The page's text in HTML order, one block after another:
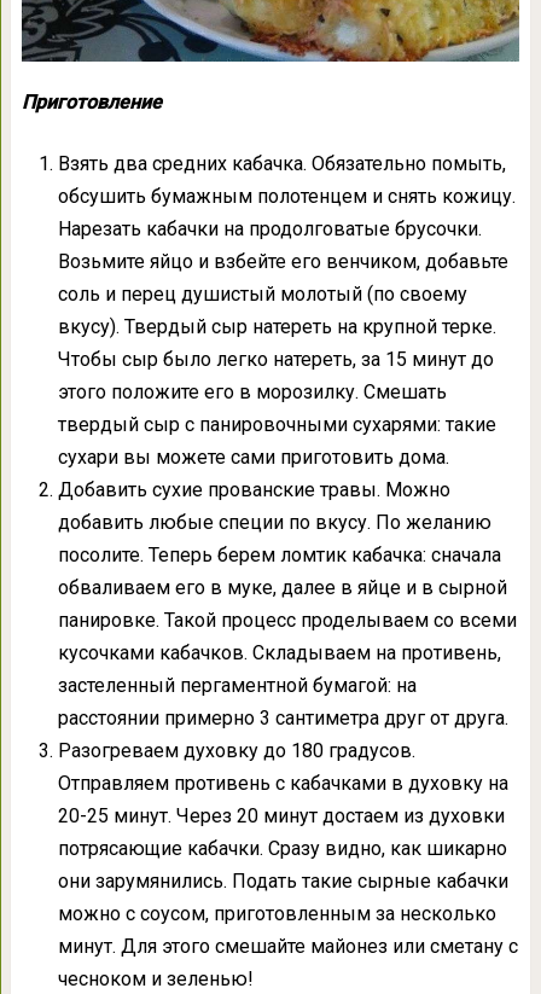
Приготовление
Взять два средних кабачка. Обязательно помыть,
обсушить бумажным полотенцем и снять кожицу.
Нарезать кабачки на продолговатые брусочки.
Возьмите яйцо и взбейте его венчиком, добавьте
соль и перец душистый молотый (по своему
вкусу). Твердый сыр натереть на крупной терке.
Чтобы сыр было легко натереть, за 15 минут до
этого положите его в морозилку. Смешать
твердый сыр с панировочными сухарями: такие
сухари вы можете сами приготовить дома.
Добавить сухие прованские травы. Можно
добавить любые специи по вкусу. По желанию
посолите. Теперь берем ломтик кабачка: сначала
обваливаем его в муке, далее в яйце и в сырной
панировке. Такой процесс проделываем со всеми
кусочками кабачков. Складываем на противень,
застеленный пергаментной бумагой: на
расстоянии примерно 3 сантиметра друг от друга.
Разогреваем духовку до 180 градусов.
Отправляем противень с кабачками в духовку на
20-25 минут. Через 20 минут достаем из духовки
потрясающие кабачки. Сразу видно, как шикарно
они зарумянились. Подать такие сырные кабачки
можно с соусом, приготовленным за несколько
минут. Для этого смешайте майонез или сметану с
чесноком и зеленью!